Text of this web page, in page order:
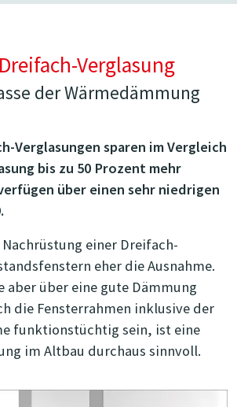
Verglasung
der Wärmedämmung
Verglasungen sparen im Vergleich
bis zu 50 Prozent mehr
über einen sehr niedrigen
einer Dreifach-
eher die Ausnahme.
aber über eine gute Dämmung
die Fensterrahmen inklusive der
funktionstüchtig sein, ist eine
im Altbau durchaus sinnvoll.